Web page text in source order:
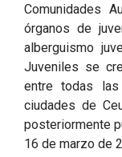
Comunidades
órganos de
alberguismo
Juveniles se
entre todas las
ciudades de
posteriormente
16 de marzo de